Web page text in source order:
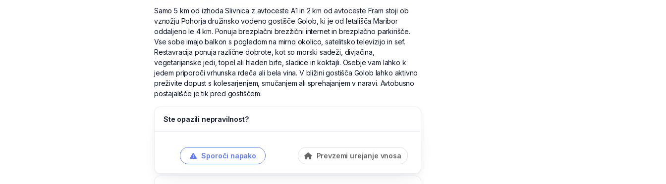
Samo 5 km od izhoda Slivnica z avtoceste A1 in 2 km od avtoceste Fram stoji ob
vznožju Pohorja družinsko vodeno gostišče Golob, ki je od letališča Maribor
oddaljeno le 4 km. Ponuja brezplačni brezžični internet in brezplačno parkirišče.
Vse sobe imajo balkon s pogledom na mirno okolico, satelitsko televizijo in sef.
Restavracija ponuja različne dobrote, kot so morski sadeži, divjačina,
vegetarijanske jedi, topel ali hladen bife, sladice in koktajli. Osebje vam lahko k
jedem priporoči vrhunska rdeča ali bela vina. V bližini gostišča Golob lahko aktivno
preživite dopust s kolesarjenjem, smučanjem ali sprehajanjem v naravi. Avtobusno
postajališče je tik pred gostiščem.
Ste opazili nepravilnost?
Sporoči napako Prevzemi urejanje vnosa